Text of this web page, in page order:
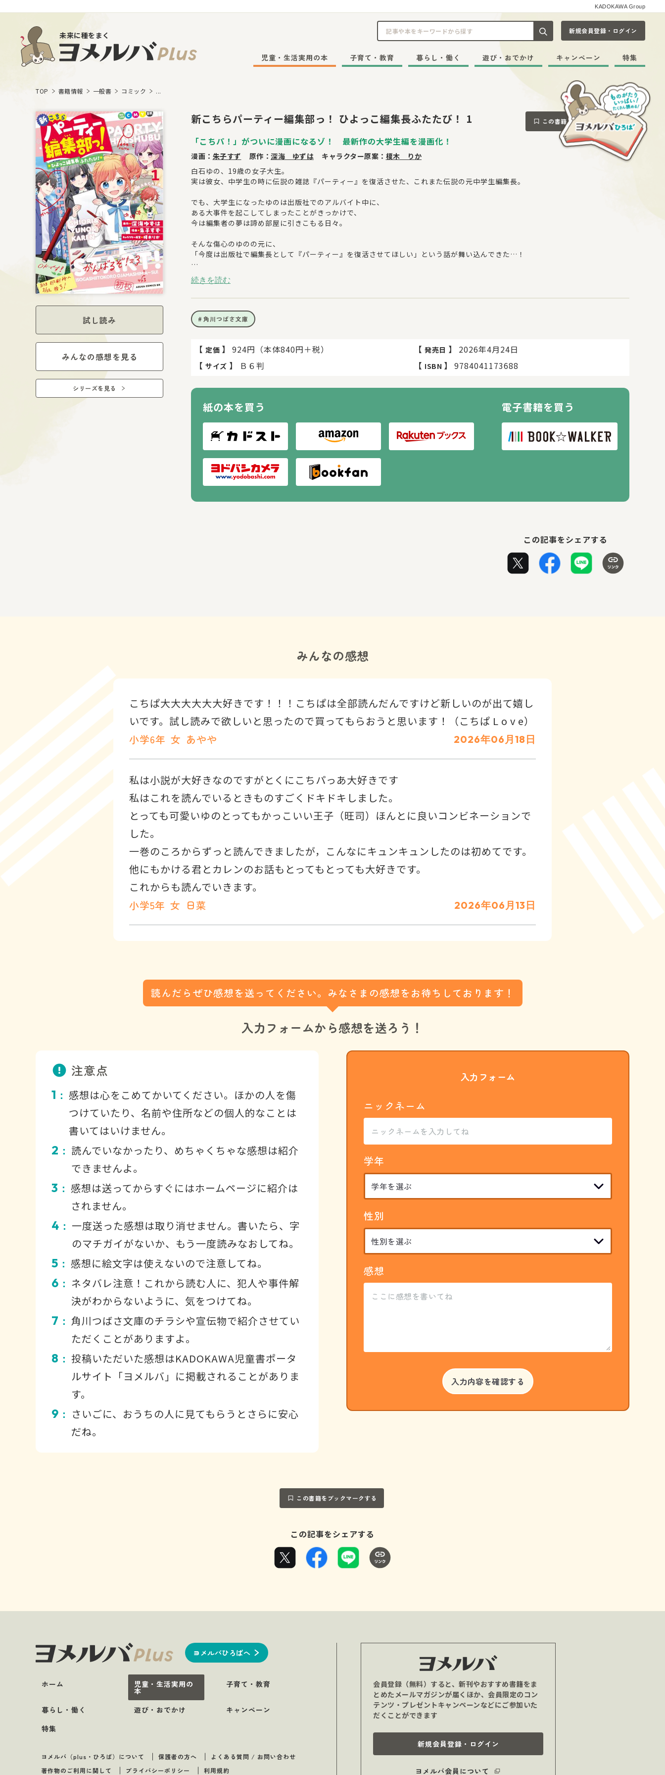
KADOKAWA Group
未来に種をまく 記事や本をキーワードから探す
新規会員登録・ログイン
児童・生活実用の本 子育て・教育 暮らし・働く 遊び・おでかけ キャンペーン 特集
TOP 書籍情報 一般書 コミック ...
試し読み
みんなの感想を見る
シリーズを見る
新こちらパーティー編集部っ！ ひよっこ編集長ふたたび！ 1 この書籍をブックマークする
「こちパ！」がついに漫画になるゾ！ 最新作の大学生編を漫画化！
漫画： 朱子すず 原作： 深海 ゆずは キャラクター原案： 榎木 りか
白石ゆの、19歳の女子大生。
実は彼女、中学生の時に伝説の雑誌『パーティー』を復活させた、これまた伝説の元中学生編集長。
でも、大学生になったゆのは出版社でのアルバイト中に、
ある大事件を起こしてしまったことがきっかけで、
今は編集者の夢は諦め部屋に引きこもる日々。
そんな傷心のゆのの元に、
「今度は出版社で編集長として『パーティー』を復活させてほしい」という話が舞い込んできた…！
さあ、かつての仲間たち（パーティー）を集めるクエストのはじまりだ！！！！
第２回角川つばさ文庫小説賞大賞受賞作シリーズ、その数年後を描いた最新作を漫画化！
続きを読む
角川つばさ文庫
【 定価 】 924円（本体840円＋税） 【 発売日 】
2026年4月24日
【 サイズ 】 Ｂ６判 【 ISBN 】 9784041173688
紙の本を買う 電子書籍を買う
この記事をシェアする
みんなの感想
こちぱ大大大大大大好きです！！！こちぱは全部読んだんですけど新しいのが出て嬉し
いです。試し読みで欲しいと思ったので買ってもらおうと思います！（こちぱ L o v e）
小学6年 女 あやや 2026年06月18日
私は小説が大好きなのですがとくにこちパっあ大好きです
私はこれを読んでいるときものすごくドキドキしました。
とっても可愛いゆのとってもかっこいい王子（旺司）ほんとに良いコンビネーションで
した。
一巻のころからずっと読んできましたが，こんなにキュンキュンしたのは初めてです。
他にもかける君とカレンのお話もとってもとっても大好きです。
これからも読んでいきます。
小学5年 女 日菜 2026年06月13日
読んだらぜひ感想を送ってください。みなさまの感想をお待ちしております！
入力フォームから感想を送ろう！
注意点
1 ： 感想は心をこめてかいてください。ほかの人を傷
つけていたり、名前や住所などの個人的なことは
書いてはいけません。
2 ： 読んでいなかったり、めちゃくちゃな感想は紹介
できませんよ。
3 ： 感想は送ってからすぐにはホームページに紹介は
されません。
4 ： 一度送った感想は取り消せません。書いたら、字
のマチガイがないか、もう一度読みなおしてね。
5 ： 感想に絵文字は使えないので注意してね。
6 ： ネタバレ注意！これから読む人に、犯人や事件解
決がわからないように、気をつけてね。
7 ： 角川つばさ文庫のチラシや宣伝物で紹介させてい
ただくことがありますよ。
8 ： 投稿いただいた感想はKADOKAWA児童書ポータ
ルサイト「ヨメルバ」に掲載されることがありま
す。
9 ：
さいごに、おうちの人に見てもらうとさらに安心
だね。
入力フォーム
ニックネーム
学年
性別
感想
この書籍をブックマークする
この記事をシェアする
ヨメルバひろばへ
ホーム 児童・生活実用の
本
子育て・教育
暮らし・働く 遊び・おでかけ
キャンペーン
特集
ヨメルバ（plus・ひろば）について 保護者の方へ
よくある質問 / お問い合わせ
著作物のご利用に関して
プライバシーポリシー 利用規約
会員登録（無料）すると、新刊やおすすめ書籍をま
とめたメールマガジンが届くほか、会員限定のコン
テンツ・プレゼントキャンペーンなどにご参加いた
だくことができます
新規会員登録・ログイン
ヨメルバ会員について